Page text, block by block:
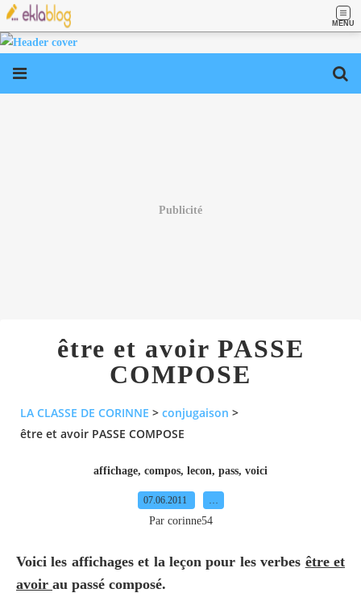
MENU
Publicité
être et avoir PASSE
COMPOSE
LA CLASSE DE CORINNE > conjugaison >
être et avoir PASSE COMPOSE
affichage, compos, lecon, pass, voici
07.06.2011
Par corinne54
Voici les affichages et la leçon pour les verbes être et
avoir au passé composé.